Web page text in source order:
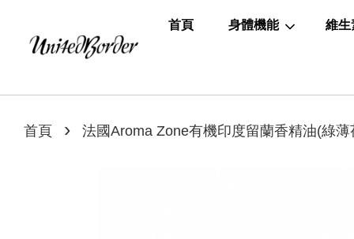
首頁 身體機能 維生
首頁 › 法國Aroma Zone有機印度留蘭香精油(綠薄